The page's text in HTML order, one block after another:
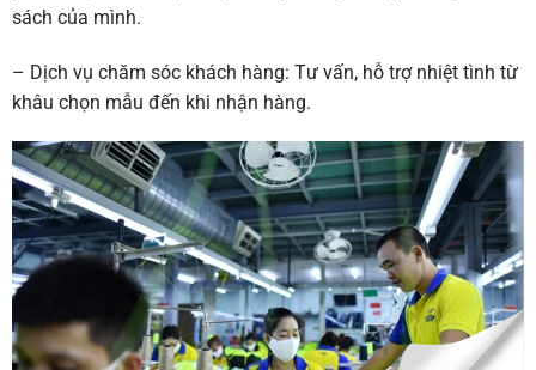
sách của mình.
– Dịch vụ chăm sóc khách hàng: Tư vấn, hỗ trợ nhiệt tình từ
khâu chọn mẫu đến khi nhận hàng.